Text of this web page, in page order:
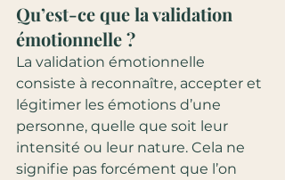
Qu’est-ce que la validation
émotionnelle ?
La validation émotionnelle
consiste à reconnaître, accepter et
légitimer les émotions d’une
personne, quelle que soit leur
intensité ou leur nature. Cela ne
signifie pas forcément que l’on